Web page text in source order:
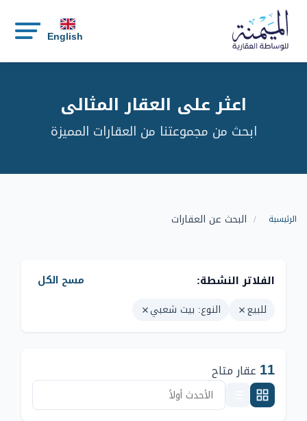
English
اعثر على العقار المثالي
ابحث من مجموعتنا من العقارات المميزة
الرئيسية البحث عن العقارات
الفلاتر النشطة:
مسح الكل
للبيع
النوع: بيت شعبي
11 عقار متاح